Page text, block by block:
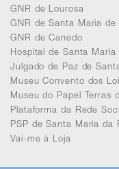
GNR de Lourosa
GNR de Santa Maria de
GNR de Canedo
Hospital de Santa Maria
Julgado de Paz de
Museu Convento dos
Museu do Papel Terras
Plataforma da Rede
PSP de Santa Maria da
Vai-me à Loja